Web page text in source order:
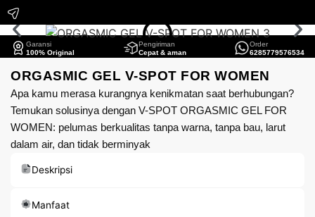
Garansi
100% Original
Pengiriman
Cepat & aman
Order
6285779576534
ORGASMIC GEL V-SPOT FOR WOMEN
Apa kamu merasa kurangnya kenikmatan saat berhubungan?
Temukan solusinya dengan V-SPOT ORGASMIC GEL FOR
WOMEN: pelumas berkualitas tanpa warna, tanpa bau, larut
dalam air, dan tidak berminyak
Deskripsi
Manfaat